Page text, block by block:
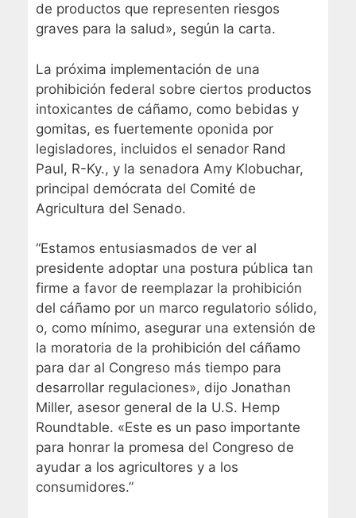
de productos que representen riesgos
graves para la salud», según la carta.
La próxima implementación de una
prohibición federal sobre ciertos productos
intoxicantes de cáñamo, como bebidas y
gomitas, es fuertemente oponida por
legisladores, incluidos el senador Rand
Paul, R-Ky., y la senadora Amy Klobuchar,
principal demócrata del Comité de
Agricultura del Senado.
“Estamos entusiasmados de ver al
presidente adoptar una postura pública tan
firme a favor de reemplazar la prohibición
del cáñamo por un marco regulatorio sólido,
o, como mínimo, asegurar una extensión de
la moratoria de la prohibición del cáñamo
para dar al Congreso más tiempo para
desarrollar regulaciones», dijo Jonathan
Miller, asesor general de la U.S. Hemp
Roundtable. «Este es un paso importante
para honrar la promesa del Congreso de
ayudar a los agricultores y a los
consumidores.”